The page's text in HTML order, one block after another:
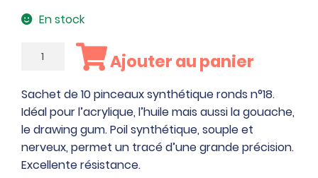
En stock
quantité
Sachet
de
10
pinceaux
synthétique
ronds
Ajouter au panier
Sachet de 10 pinceaux synthétique ronds n°18.
Idéal pour l’acrylique, l’huile mais aussi la gouache,
le drawing gum. Poil synthétique, souple et
nerveux, permet un tracé d’une grande précision.
Excellente résistance.